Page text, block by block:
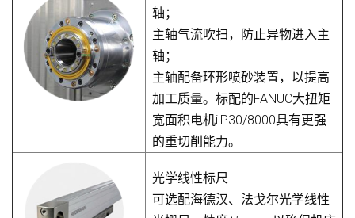
轴；
主轴气流吹扫，防止异物进入主
轴；
主轴配备环形喷砂装置，以提高
加工质量。标配的FANUC大扭矩
宽面积电机ilP30/8000具有更强
的重切削能力。
光学线性标尺
可选配海德汉、法戈尔光学线性